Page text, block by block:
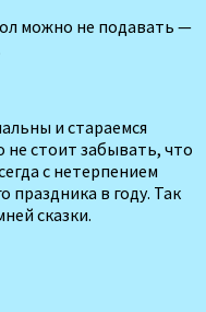
можно не подавать —
и стара­емся
стоит забывать, что
с нетерпе­нием
праздника в го­ду. Так
сказки.